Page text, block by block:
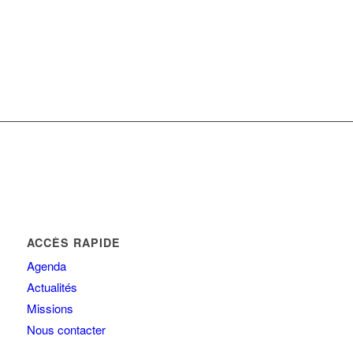
ACCÈS RAPIDE
Agenda
Actualités
Missions
Nous contacter